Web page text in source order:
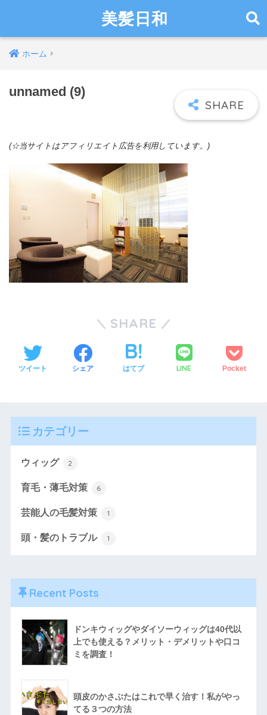
美髪日和
ホーム
unnamed (9)
(☆当サイトはアフィリエイト広告を利用しています。)
SHARE
ツイート シェア はてブ LINE Pocket
カテゴリー
ウィッグ 2
育毛・薄毛対策 6
芸能人の毛髪対策 1
頭・髪のトラブル 1
Recent Posts
ドンキウィッグやダイソーウィッグは40代以
上でも使える？メリット・デメリットや口コ
ミを調査！
頭皮のかさぶたはこれで早く治す！私がやっ
てる３つの方法